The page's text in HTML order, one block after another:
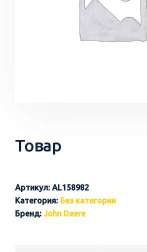
Товар
Артикул: AL158982
Категория: Без категории
Бренд: John Deere